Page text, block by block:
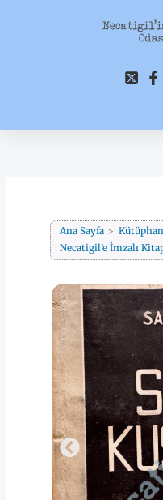
Ana Sayfa
Necatigil’e İmzalı